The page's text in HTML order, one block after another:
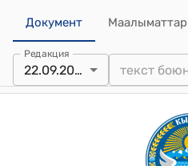
Документ Маалыматтар
Редакция
22.09.2025